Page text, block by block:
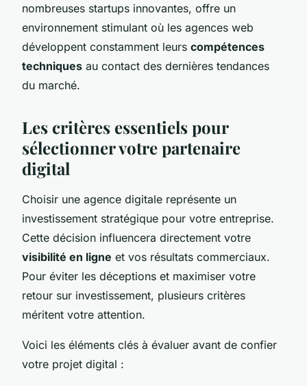
nombreuses startups innovantes, offre un
environnement stimulant où les agences web
développent constamment leurs compétences
techniques au contact des dernières tendances
du marché.
Les critères essentiels pour
sélectionner votre partenaire
digital
Choisir une agence digitale représente un
investissement stratégique pour votre entreprise.
Cette décision influencera directement votre
visibilité en ligne et vos résultats commerciaux.
Pour éviter les déceptions et maximiser votre
retour sur investissement, plusieurs critères
méritent votre attention.
Voici les éléments clés à évaluer avant de confier
votre projet digital :